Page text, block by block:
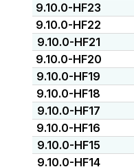
9.10.0-HF23
9.10.0-HF22
9.10.0-HF21
9.10.0-HF20
9.10.0-HF19
9.10.0-HF18
9.10.0-HF17
9.10.0-HF16
9.10.0-HF15
9.10.0-HF14